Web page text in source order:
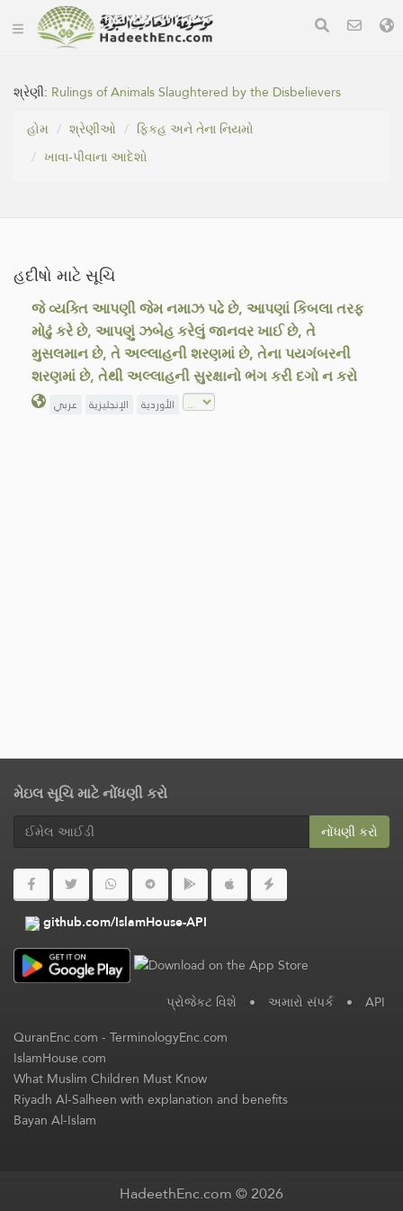
શ્રેણી: Rulings of Animals Slaughtered by the Disbelievers
હોમ
શ્રેણીઓ
ફિકહ અને તેના નિયમો
ખાવા-પીવાના આદેશો
હદીષો માટે સૂચિ
જે વ્યક્તિ આપણી જેમ નમાઝ પઢે છે, આપણાં કિબલા તરફ
મોઢું કરે છે, આપણું ઝબેહ કરેલું જાનવર ખાઈ છે, તે
મુસલમાન છે, તે અલ્લાહની શરણમાં છે, તેના પયગંબરની
શરણમાં છે, તેથી અલ્લાહની સુરક્ષાનો ભંગ કરી દગો ન કરો
عربي الإنجليزية الأوردية
મેઇલ સૂચિ માટે નોંધણી કરો
નોંધણી કરો
github.com/IslamHouse-API
પ્રોજેકટ વિશે • અમારો સંપર્ક • API
QuranEnc.com-TerminologyEnc.com
IslamHouse.com
What Muslim Children Must Know
Riyadh Al-Salheen with explanation and benefits
Bayan Al-Islam
HadeethEnc.com © 2026